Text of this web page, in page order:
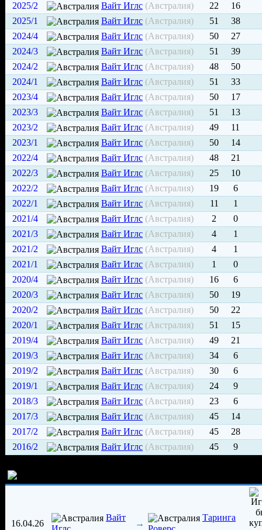
2025/2
Вайт Иглс (Австралия) 22
16
2025/1
Вайт Иглс (Австралия) 51
38
2024/4
Вайт Иглс (Австралия) 50
27
2024/3
Вайт Иглс (Австралия) 51
39
2024/2
Вайт Иглс (Австралия) 48
50
2024/1
Вайт Иглс (Австралия) 51
33
2023/4
Вайт Иглс (Австралия) 50
17
2023/3
Вайт Иглс (Австралия) 51
13
2023/2
Вайт Иглс (Австралия) 49
11
2023/1
Вайт Иглс (Австралия) 50
14
2022/4
Вайт Иглс (Австралия) 48
21
2022/3
Вайт Иглс (Австралия) 25
10
2022/2
Вайт Иглс (Австралия) 19
6
2022/1
Вайт Иглс (Австралия) 11
1
2021/4
Вайт Иглс (Австралия) 2
0
2021/3
Вайт Иглс (Австралия) 4
1
2021/2
Вайт Иглс (Австралия) 4
1
2021/1
Вайт Иглс (Австралия) 1
0
2020/4
Вайт Иглс (Австралия) 16
6
2020/3
Вайт Иглс (Австралия) 50
19
2020/2
Вайт Иглс (Австралия) 50
22
2020/1
Вайт Иглс (Австралия) 51
15
2019/4
Вайт Иглс (Австралия) 49
21
2019/3
Вайт Иглс (Австралия) 34
6
2019/2
Вайт Иглс (Австралия) 30
6
2019/1
Вайт Иглс (Австралия) 24
9
2018/3
Вайт Иглс (Австралия) 23
6
2017/3
Вайт Иглс (Австралия) 45
14
2017/2
Вайт Иглс (Австралия) 45
28
2016/2
Вайт Иглс (Австралия) 45 9
16.04.26
Вайт
→
Таринга